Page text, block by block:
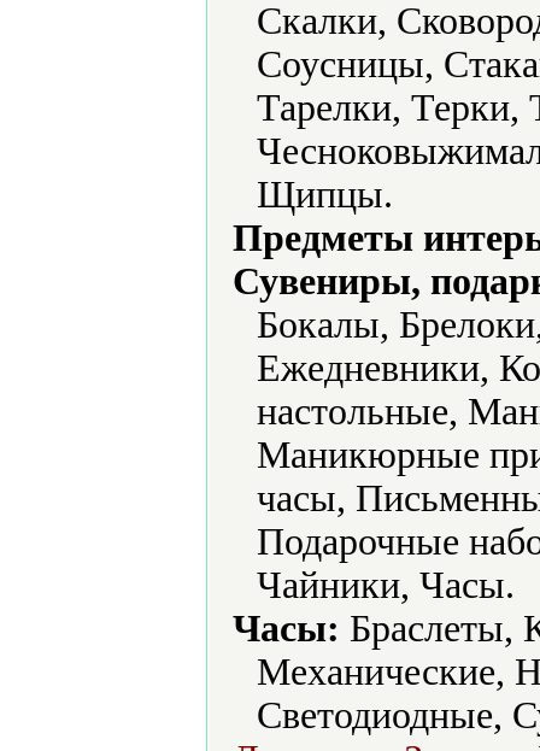
Скалки,
Соусницы,
Тарелки,
Щипцы.
Предметы
Сувениры,
Бокалы,
Ежедневники,
настольные,
Маникюрные
часы,
Подарочные
Чайники, Часы.
Часы: Браслеты,
Механические,
Светодиодные,